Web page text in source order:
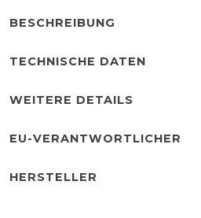
BESCHREIBUNG
TECHNISCHE DATEN
WEITERE DETAILS
EU-VERANTWORTLICHER
HERSTELLER